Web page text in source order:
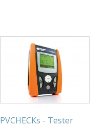
PVCHECKs - Tester